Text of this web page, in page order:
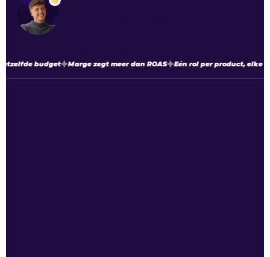
Luuk Vonk
budget Marge zegt meer dan ROAS Eén rol per product, elke